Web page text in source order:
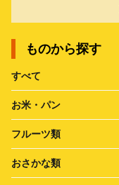
ものから探す
すべて
お米・パン
フルーツ類
おさかな類